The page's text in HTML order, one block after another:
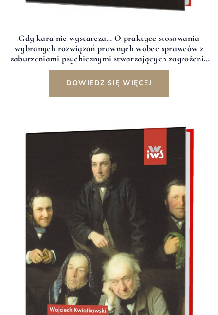
Gdy kara nie wystarcza… O praktyce stosowania
wybranych rozwiązań prawnych wobec sprawców z
zaburzeniami psychicznymi stwarzających zagrożenie
dla społeczeństwa
DOWIEDZ SIĘ WIĘCEJ